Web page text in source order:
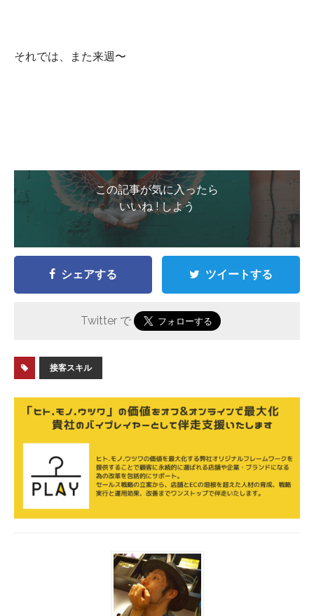
それでは、また来週〜
この記事が気に入ったら
いいね ! しよう
シェアする ツイートする
Twitter で
接客スキル